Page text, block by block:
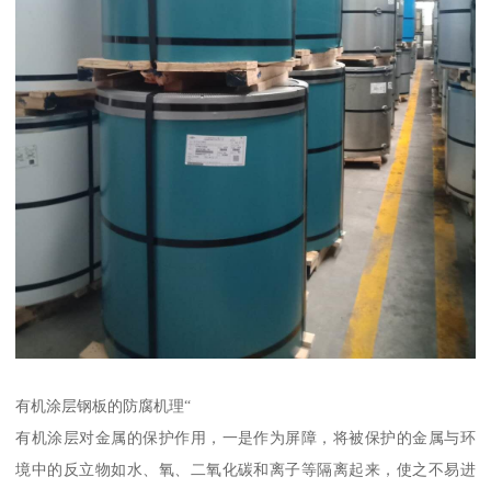
有机涂层钢板的防腐机理“
有机涂层对金属的保护作用，一是作为屏障，将被保护的金属与环
境中的反立物如水、氧、二氧化碳和离子等隔离起来，使之不易进